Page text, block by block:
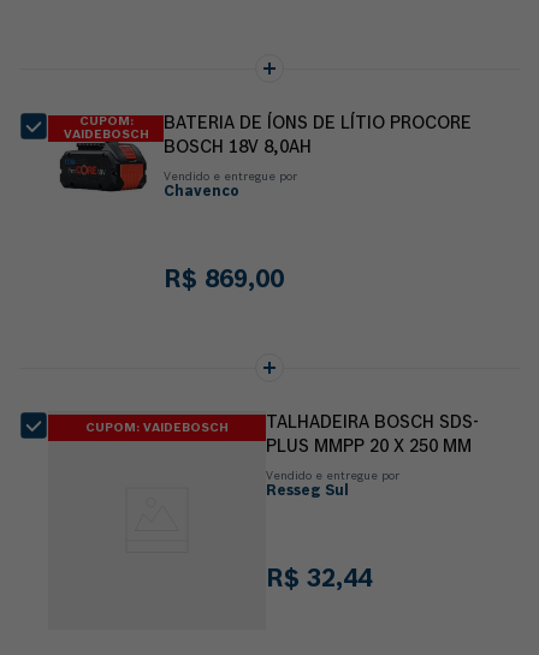
CUPOM:
VAIDEBOSCH
BATERIA DE ÍONS DE LÍTIO PROCORE
BOSCH 18V 8,0AH
Vendido e entregue por
Chavenco
R$ 869,00
CUPOM: VAIDEBOSCH
TALHADEIRA BOSCH SDS-
PLUS MMPP 20 X 250 MM
Vendido e entregue por
Resseg Sul
R$ 32,44